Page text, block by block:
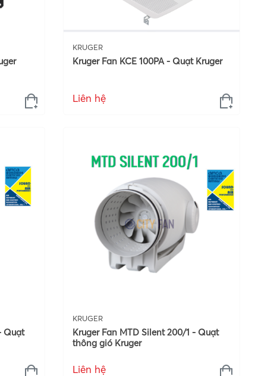
KRUGER
Kruger Fan KCE 100PA - Quạt Kruger
Liên hệ
Quạt
KRUGER
Kruger Fan MTD Silent 200/1 - Quạt
thông gió Kruger
Liên hệ